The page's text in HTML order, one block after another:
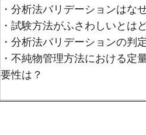
・分析法バリデーションはな
・試験方法がふさわしいとは
・分析法バリデーションの判
・不純物管理方法における定
要性は？